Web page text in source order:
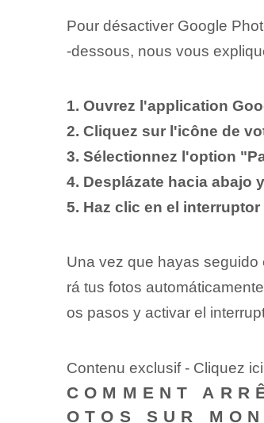
Pour désactiver Google
-dessous, nous vous
1. Ouvrez l'application
2. Cliquez sur l'icône de
3. Sélectionnez l'option
4. Desplázate hacia abajo
5. Haz clic en el
Una vez que hayas
rá tus fotos
os pasos y activar el
Contenu exclusif - Cliquez
COMMENT
OTOS SUR